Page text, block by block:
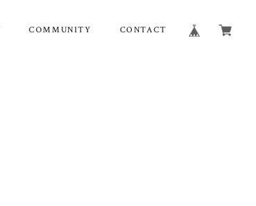
COMMUNITY CONTACT